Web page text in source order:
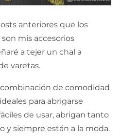
anteriores que los
mis accesorios
a tejer un chal a
varetas.
de comodidad
para abrigarse
de usar, abrigan tanto
y siempre están a la moda.